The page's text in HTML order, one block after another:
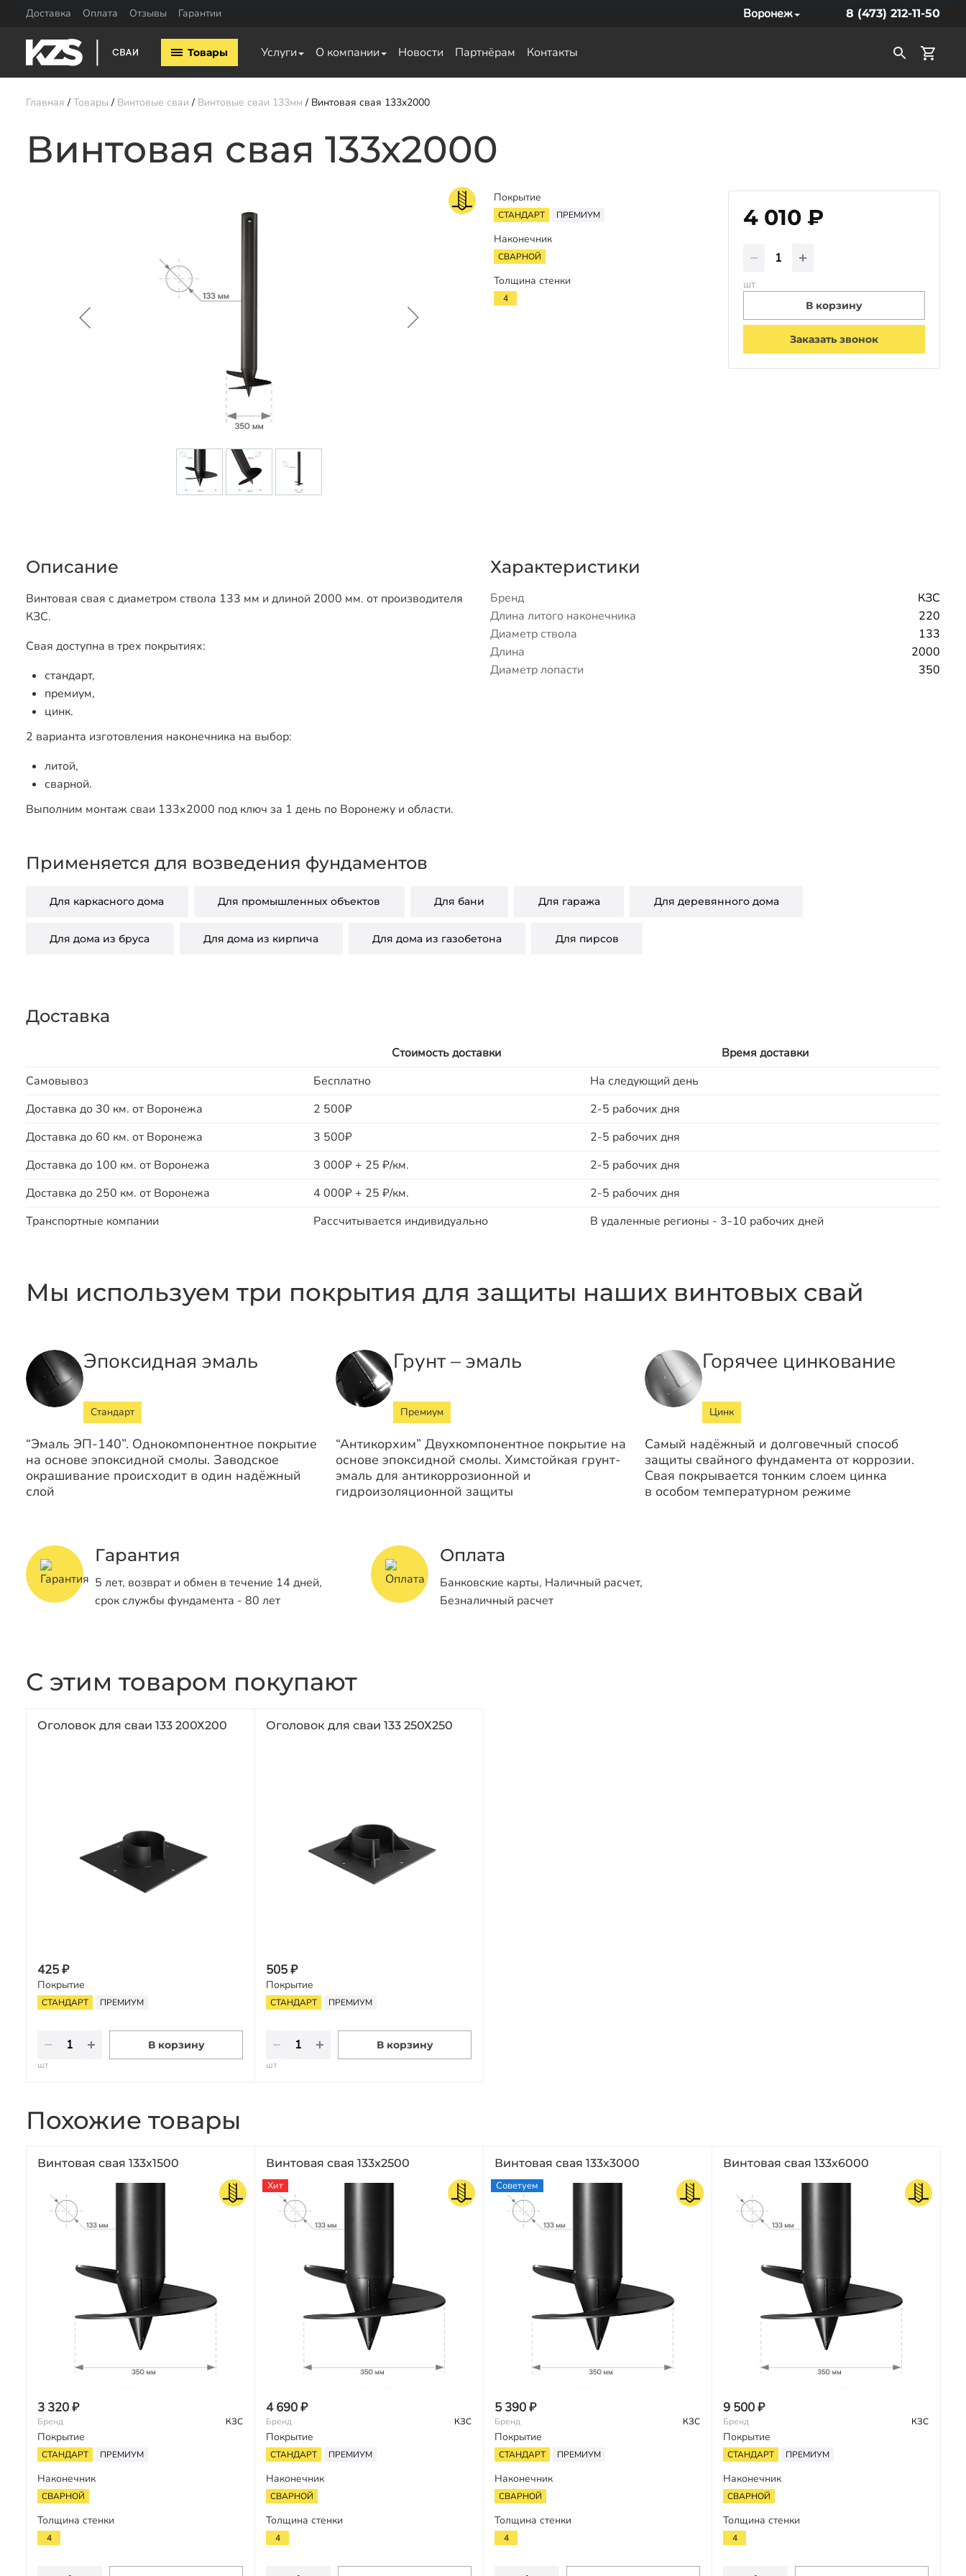
Доставка Оплата Отзывы Гарантии Воронеж 8 (473) 212-11-50
Товары Услуги О компании Новости Партнёрам Контакты
Винтовые сваи 57мм
Винтовые сваи 108мм
Винтовые сваи 159мм
Винтовые сваи 219мм
Оголовки для винтовых свай
Главная Товары Винтовые сваи Винтовые сваи 133мм Винтовая свая 133х2000
Винтовая свая 133х2000
Покрытие
СТАНДАРТ ПРЕМИУМ
Наконечник
СВАРНОЙ
Толщина стенки
4
4 010 ₽
шт
В корзину
Заказать звонок
Описание
Винтовая свая с диаметром ствола 133 мм и длиной 2000 мм. от производителя
КЗС.
Свая доступна в трех покрытиях:
стандарт,
премиум,
цинк.
2 варианта изготовления наконечника на выбор:
литой,
сварной.
Выполним монтаж сваи 133х2000 под ключ за 1 день по Воронежу и области.
Характеристики
Бренд
КЗС
Длина литого наконечника
220
Диаметр ствола
133
Длина
2000
Диаметр лопасти
350
Применяется для возведения фундаментов
Для каркасного дома Для промышленных объектов Для бани Для гаража Для деревянного дома
Для дома из бруса Для дома из кирпича Для дома из газобетона Для пирсов
Доставка
Стоимость доставки
Время доставки
Самовывоз
Бесплатно
На следующий день
Доставка до 30 км. от Воронежа
2 500₽
2-5 рабочих дня
Доставка до 60 км. от Воронежа
3 500₽
2-5 рабочих дня
Доставка до 100 км. от Воронежа
3 000₽ + 25 ₽/км.
2-5 рабочих дня
Доставка до 250 км. от Воронежа
4 000₽ + 25 ₽/км.
2-5 рабочих дня
Транспортные компании
Рассчитывается индивидуально В удаленные регионы - 3-10 рабочих дней
Мы используем три покрытия для защиты наших винтовых свай
Эпоксидная эмаль
Стандарт
“Эмаль ЭП-140”. Однокомпонентное покрытие
на основе эпоксидной смолы. Заводское
окрашивание происходит в один надёжный
слой
Грунт – эмаль
Премиум
“Антикорхим” Двухкомпонентное покрытие на
основе эпоксидной смолы. Химстойкая грунт-
эмаль для антикоррозионной и
гидроизоляционной защиты
Горячее цинкование
Цинк
Самый надёжный и долговечный способ
защиты свайного фундамента от коррозии.
Свая покрывается тонким слоем цинка
в особом температурном режиме
Гарантия
5 лет, возврат и обмен в течение 14 дней,
срок службы фундамента - 80 лет
Оплата
Банковские карты, Наличный расчет,
Безналичный расчет
С этим товаром покупают
Оголовок для сваи 133 200Х200
425 ₽
Покрытие
СТАНДАРТ ПРЕМИУМ
В корзину
шт
Оголовок для сваи 133 250Х250
505 ₽
Покрытие
СТАНДАРТ ПРЕМИУМ
В корзину
шт
Похожие товары
Винтовая свая 133х1500
3 320 ₽
Бренд КЗС
Покрытие
СТАНДАРТ ПРЕМИУМ
Наконечник
СВАРНОЙ
Толщина стенки
4
Винтовая свая 133х2500
Хит
4 690 ₽
Бренд КЗС
Покрытие
СТАНДАРТ ПРЕМИУМ
Наконечник
СВАРНОЙ
Толщина стенки
4
Винтовая свая 133х3000
Советуем
5 390 ₽
Бренд КЗС
Покрытие
СТАНДАРТ ПРЕМИУМ
Наконечник
СВАРНОЙ
Толщина стенки
4
Винтовая свая 133х6000
9 500 ₽
Бренд КЗС
Покрытие
СТАНДАРТ ПРЕМИУМ
Наконечник
СВАРНОЙ
Толщина стенки
4